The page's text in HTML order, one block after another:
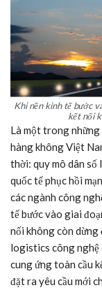
Khi nền kinh tế bước
kết nối
Là một trong
hàng không Việt
thời: quy mô dân số
quốc tế phục hồi
các ngành công
tế bước vào giai
nối không còn dừng
logistics công nghệ
cung ứng toàn cầu
đặt ra yêu cầu mới